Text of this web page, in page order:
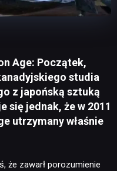
Age: Początek,
studia
z japońską sztuką
się jednak, że w 2011
utrzymany właśnie
że zawarł porozumienie